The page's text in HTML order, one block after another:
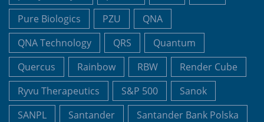
Pure Biologics
PZU
QNA
QNA Technology
QRS
Quantum
Quercus
Rainbow RBW
Render Cube
Ryvu Therapeutics
S&P 500
Sanok
SANPL
Santander
Santander Bank Polska